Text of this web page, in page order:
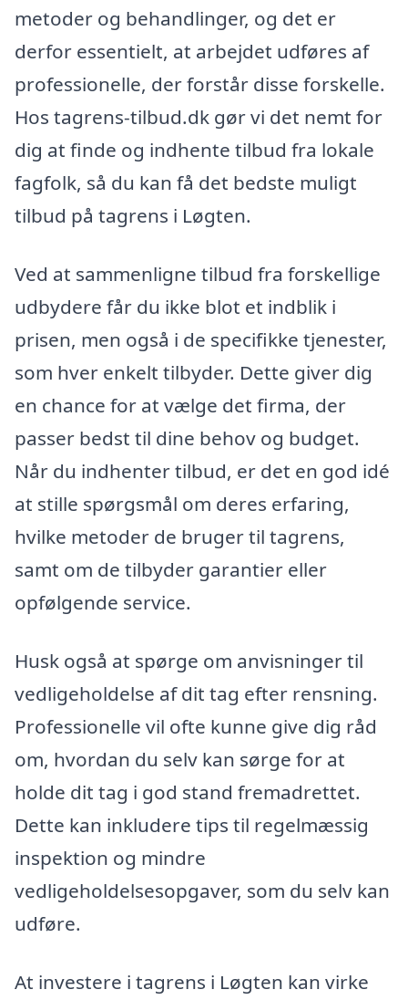
metoder og behandlinger, og det er
derfor essentielt, at arbejdet udføres af
professionelle, der forstår disse forskelle.
Hos tagrens-tilbud.dk gør vi det nemt for
dig at finde og indhente tilbud fra lokale
fagfolk, så du kan få det bedste muligt
tilbud på tagrens i Løgten.
Ved at sammenligne tilbud fra forskellige
udbydere får du ikke blot et indblik i
prisen, men også i de specifikke tjenester,
som hver enkelt tilbyder. Dette giver dig
en chance for at vælge det firma, der
passer bedst til dine behov og budget.
Når du indhenter tilbud, er det en god idé
at stille spørgsmål om deres erfaring,
hvilke metoder de bruger til tagrens,
samt om de tilbyder garantier eller
opfølgende service.
Husk også at spørge om anvisninger til
vedligeholdelse af dit tag efter rensning.
Professionelle vil ofte kunne give dig råd
om, hvordan du selv kan sørge for at
holde dit tag i god stand fremadrettet.
Dette kan inkludere tips til regelmæssig
inspektion og mindre
vedligeholdelsesopgaver, som du selv kan
udføre.
At investere i tagrens i Løgten kan virke